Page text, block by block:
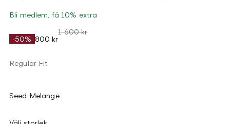
Bli medlem, få 10% extra
-50% 800 kr
1 600 kr
Regular Fit
Seed Melange